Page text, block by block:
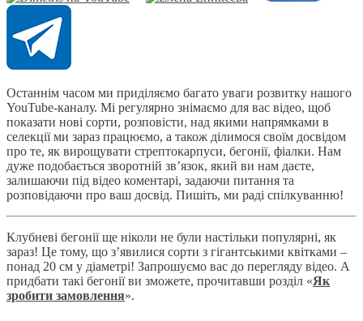
Останнім часом ми приділяємо багато уваги розвитку нашого
YouTube-каналу. Мі регулярно знімаємо для вас відео, щоб
показати нові сорти, розповісти, над якими напрямками в
селекції ми зараз працюємо, а також ділимося своїм досвідом
про те, як вирощувати стрептокарпуси, бегонії, фіалки. Нам
дуже подобається зворотній зв’язок, який ви нам даєте,
залишаючи під відео коментарі, задаючи питання та
розповідаючи про ваш досвід. Пишіть, ми раді спілкуванню!
Клубневі бегонії ще ніколи не були настільки популярні, як
зараз! Це тому, що з’явилися сорти з гігантськими квітками –
понад 20 см у діаметрі! Запрошуємо вас до перегляду відео. А
придбати такі бегонії ви зможете, прочитавши розділ «Як
зробити замовлення».